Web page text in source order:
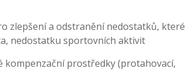
zlepšení a odstranění nedostatků, které
nedostatku sportovních aktivit
kompenzační prostředky (protahovací,